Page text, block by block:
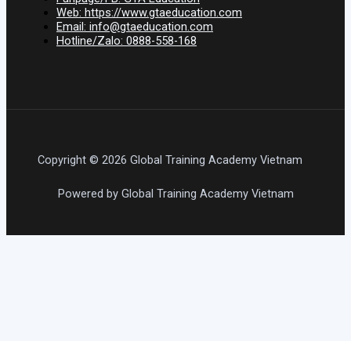
Web: https://www.gtaeducation.com
Email: info@gtaeducation.com
Hotline/Zalo: 0888-558-168
Copyright © 2026 Global Training Academy Vietnam
Powered by Global Training Academy Vietnam